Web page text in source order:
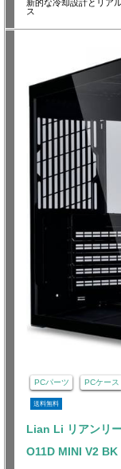
新的な冷却設計とリア
ス
PCパーツ PCケース
送料無料
Lian Li リアンリ
O11D MINI V2 BK